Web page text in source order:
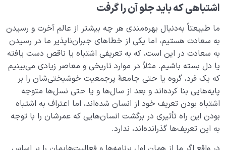
دنیا؛ باشگاه انسان‌سازی
چگونه انسان شویم؟ 0/18
اشتباهی که باید جلو آن را گرفت
ما طبیعتاً به‌دنبال بهره‌مندی هر چه بیشتر از عالم آخرت و رسیدن
به سعادت هستیم، اما یکی از خطاهای جبران­‌ناپذیر ما در رسیدن
به سعادت در این است، که به تعریفی اشتباه یا ناقص دست یافته
یا دل بسته باشیم. مثلاً در موارد تاریخی و معاصر زیادی می‌بینیم
که یک فرد، گروه یا حتی جامعۀ پرجمعیت خوشبختی‌شان را بر
پایه­‌هایی بنا کرده‌اند و بعد از سال‌­ها و یا حتی نسل‌­ها متوجه
اشتباه بودن تعریف خود از انسان شده‌اند، اما اعتراف به اشتباه
بودن این راه تأثیری در برگشت انسان­‌هایی که عمرشان را با توجه
به این تعریف‌ها گذرانده‌اند، ندارد.